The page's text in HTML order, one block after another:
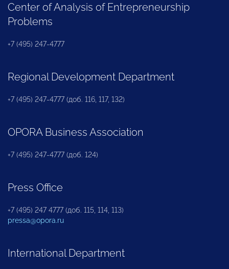
Center of Analysis of Entrepreneurship
Problems
+7 (495) 247-4777
Regional Development Department
+7 (495) 247-4777 (доб. 116, 117, 132)
OPORA Business Association
+7 (495) 247-4777 (доб. 124)
Press Office
+7 (495) 247 4777 (доб. 115, 114, 113)
pressa@opora.ru
International Department